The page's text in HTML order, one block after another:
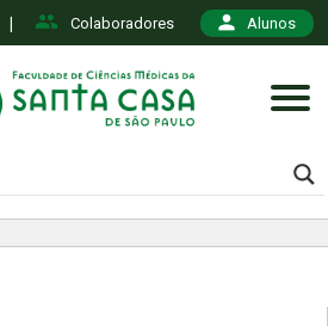
Colaboradores Alunos